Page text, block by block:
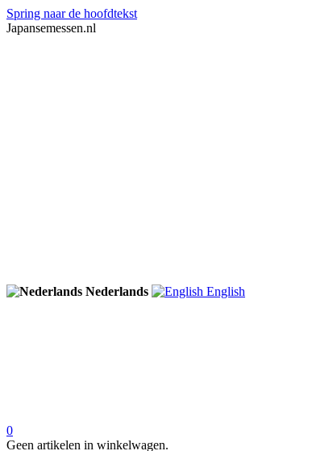
Spring naar de hoofdtekst
Japansemessen.nl
Nederlands English
0
Geen artikelen in winkelwagen.